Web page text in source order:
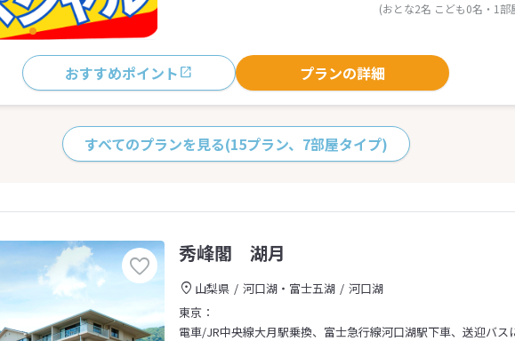
(おとな2名 こども0名・1部
おすすめポイント プランの詳細
すべてのプランを見る(15プラン、7部屋タイプ)
秀峰閣 湖月
山梨県 河口湖・富士五湖
河口湖
東京：
電車/JR中央線大月駅乗換、富士急行線河口湖駅下車、送迎バス